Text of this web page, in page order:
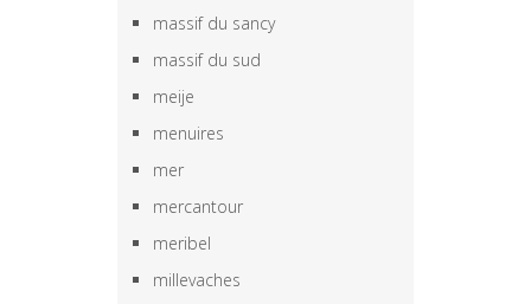
massif du sancy
massif du sud
meije
menuires
mer
mercantour
meribel
millevaches